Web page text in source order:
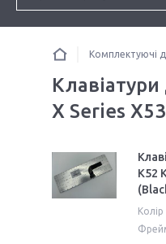
Комплектуючі
Клавіатури
X Series X53
K52
Колір